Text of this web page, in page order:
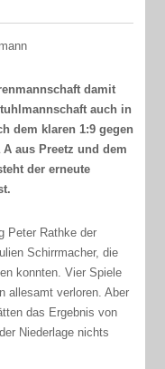
damit
auch in
dem klaren 1:9 gegen
aus Preetz und dem
der erneute
Peter Rathke der
Schirrmacher, die
konnten. Vier Spiele
allesamt verloren. Aber
das Ergebnis von
Niederlage nichts